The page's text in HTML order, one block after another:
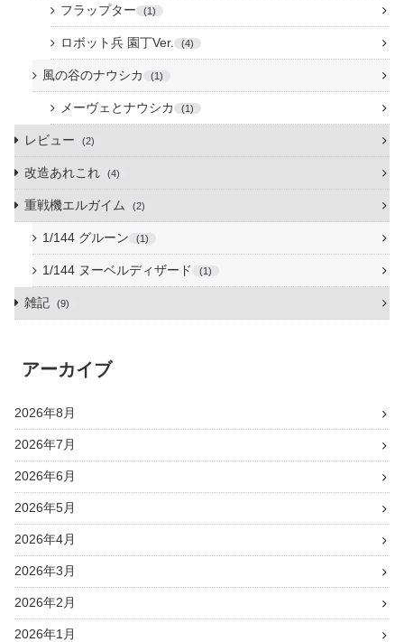
フラップター 1
ロボット兵 園丁Ver. 4
風の谷のナウシカ 1
メーヴェとナウシカ 1
レビュー 2
改造あれこれ 4
重戦機エルガイム 2
1/144 グルーン 1
1/144 ヌーベルディザード 1
雑記 9
アーカイブ
2026年8月
2026年7月
2026年6月
2026年5月
2026年4月
2026年3月
2026年2月
2026年1月